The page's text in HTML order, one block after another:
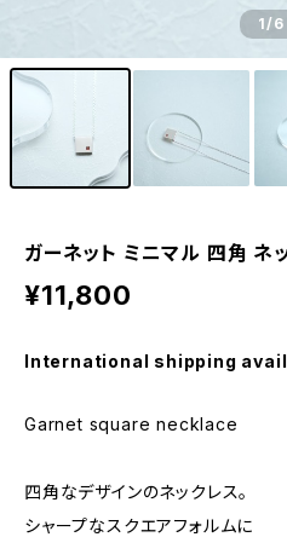
1/6
ガーネット ミニマル 四角 ネ
¥11,800
International shipping
Garnet square necklace
四角なデザインのネックレス。
シャープなスクエアフォルムに